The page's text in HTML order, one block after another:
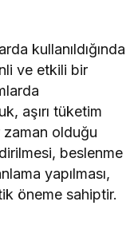
kullanıldığında
ve etkili bir
aşırı tüketim
olduğu
beslenme
yapılması,
öneme sahiptir.